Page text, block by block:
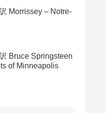
Morrissey – Notre-
Bruce Springsteen
of Minneapolis